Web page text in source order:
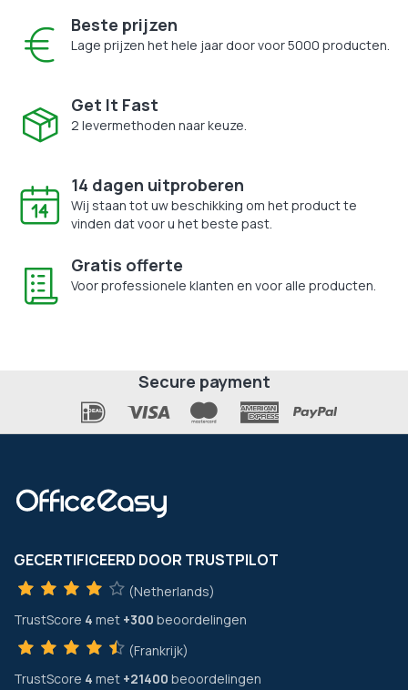
Beste prijzen
Lage prijzen het hele jaar door voor 5000 producten.
Get It Fast
2 levermethoden naar keuze.
14 dagen uitproberen
Wij staan tot uw beschikking om het product te
vinden dat voor u het beste past.
Gratis offerte
Voor professionele klanten en voor alle producten.
Secure payment
GECERTIFICEERD DOOR TRUSTPILOT
(Netherlands)
TrustScore 4 met +300 beoordelingen
(Frankrijk)
TrustScore 4 met +21400 beoordelingen